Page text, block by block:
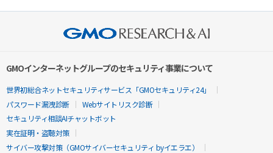
GMOインターネットグループのセキュリティ事業について
世界初総合ネットセキュリティサービス「GMOセキュリティ24」
パスワード漏洩診断
Webサイトリスク診断
セキュリティ相談AIチャットボット
実在証明・盗聴対策
サイバー攻撃対策（GMOサイバーセキュリティ byイエラエ）